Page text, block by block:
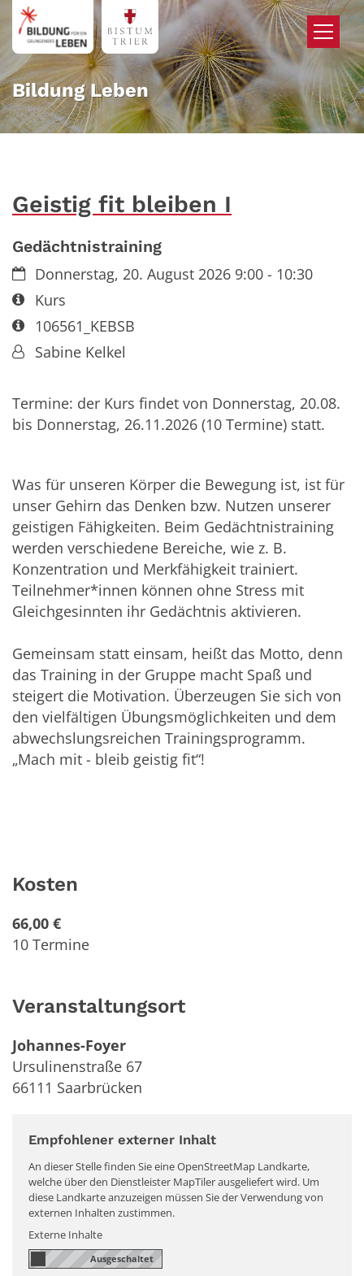
Zum Inhalt springen
Bildung Leben
Geistig fit bleiben I
Gedächtnistraining
Datum:Donnerstag, 20. August 2026 9:00 - 10:30
Art bzw. Nummer:
Kurs
Art bzw. Nummer:
106561_KEBSB
Von:Sabine Kelkel
Termine: der Kurs findet von Donnerstag, 20.08.
bis Donnerstag, 26.11.2026 (10 Termine) statt.
Was für unseren Körper die Bewegung ist, ist für
unser Gehirn das Denken bzw. Nutzen unserer
geistigen Fähigkeiten. Beim Gedächtnistraining
werden verschiedene Bereiche, wie z. B.
Konzentration und Merkfähigkeit trainiert.
Teilnehmer*innen können ohne Stress mit
Gleichgesinnten ihr Gedächtnis aktivieren.
Gemeinsam statt einsam, heißt das Motto, denn
das Training in der Gruppe macht Spaß und
steigert die Motivation. Überzeugen Sie sich von
den vielfältigen Übungsmöglichkeiten und dem
abwechslungsreichen Trainingsprogramm.
„Mach mit - bleib geistig fit“!
Kosten
66,00 €
10 Termine
Veranstaltungsort
Johannes-Foyer
Ursulinenstraße 67
66111 Saarbrücken
Empfohlener externer Inhalt
An dieser Stelle finden Sie eine OpenStreetMap Landkarte,
welche über den Dienstleister MapTiler ausgeliefert wird. Um
diese Landkarte anzuzeigen müssen Sie der Verwendung von
externen Inhalten zustimmen.
Externe Inhalte